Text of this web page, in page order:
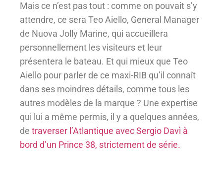
Mais ce n’est pas tout : comme on pouvait s’y
attendre, ce sera Teo Aiello, General Manager
de Nuova Jolly Marine, qui accueillera
personnellement les visiteurs et leur
présentera le bateau. Et qui mieux que Teo
Aiello pour parler de ce maxi-RIB qu’il connaît
dans ses moindres détails, comme tous les
autres modèles de la marque ? Une expertise
qui lui a même permis, il y a quelques années,
de traverser l’Atlantique avec Sergio Davì à
bord d’un Prince 38, strictement de série.